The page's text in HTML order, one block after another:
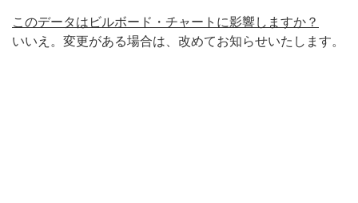
このデータはビルボード・チャートに影響しますか？
いいえ。変更がある場合は、改めてお知らせいたします。